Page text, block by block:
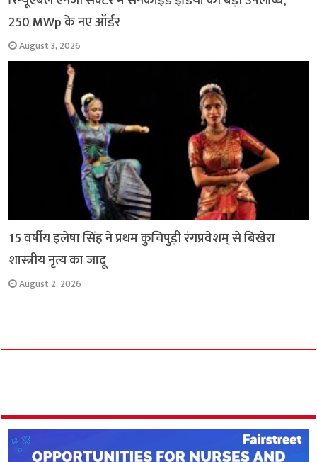
250 MWp के नए ऑर्डर
August 3, 2026
15 वर्षीय इलेषा सिंह ने प्रथम कुचिपुड़ी रंगप्रवेशम् से बिखेरा
शास्त्रीय नृत्य का जादू
August 2, 2026